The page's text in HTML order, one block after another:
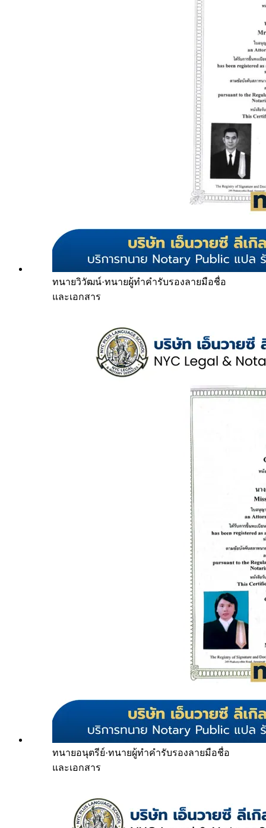
ทนายวิวัฒน์·ทนายผู้ทำคำรับรองลายมือชื่อ
และเอกสาร
ทนายอนุตรีย์·ทนายผู้ทำคำรับรองลายมือชื่อ
และเอกสาร